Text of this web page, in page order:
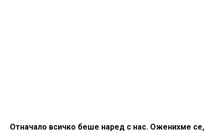
Отначало всичко беше наред с нас. Оженихме се,